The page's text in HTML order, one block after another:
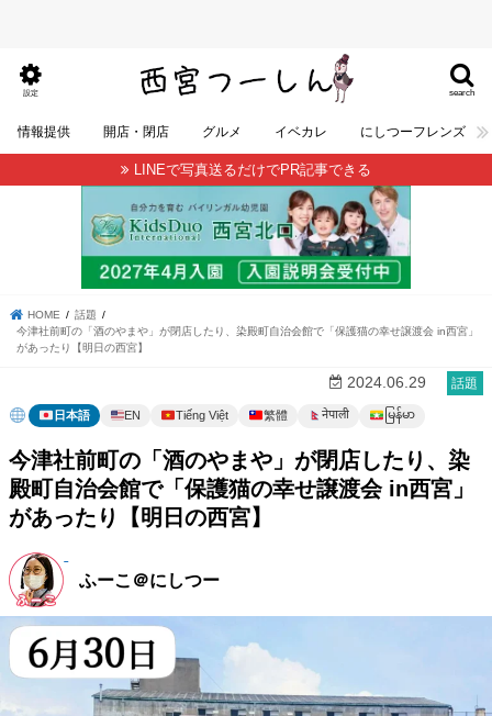
search
設定
情報提供 開店・閉店 グルメ イベカレ にしつーフレンズ
LINEで写真送るだけでPR記事できる
HOME
話題
今津社前町の「酒のやまや」が閉店したり、染殿町自治会館で「保護猫の幸せ譲渡会 in西宮」
があったり【明日の西宮】
話題
2024.06.29
日本語 EN Tiếng Việt 繁體 नेपाली မြန်မာ
今津社前町の「酒のやまや」が閉店したり、染
殿町自治会館で「保護猫の幸せ譲渡会 in西宮」
があったり【明日の西宮】
ふーこ＠にしつー